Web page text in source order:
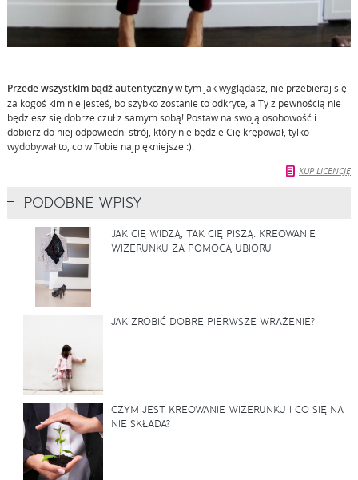
Przede wszystkim bądź autentycznyw tym jak wyglądasz, nie przebieraj się
za kogoś kim nie jesteś, bo szybko zostanie to odkryte, a Ty z pewnością nie
będziesz się dobrze czuł z samym sobą! Postaw na swoją osobowość i
dobierz do niej odpowiedni strój, który nie będzie Cię krępował, tylko
wydobywał to, co w Tobie najpiękniejsze :).
KUP LICENCJĘ
PODOBNE WPISY
JAK CIĘ WIDZĄ, TAK CIĘ PISZĄ. KREOWANIE
WIZERUNKU ZA POMOCĄ UBIORU
JAK ZROBIĆ DOBRE PIERWSZE WRAŻENIE?
CZYM JEST KREOWANIE WIZERUNKU I CO SIĘ NA
NIE SKŁADA?